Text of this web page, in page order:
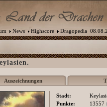
News Highscore Dragopedia
Auszeichnungen
Stadt:
Punkte:
13557